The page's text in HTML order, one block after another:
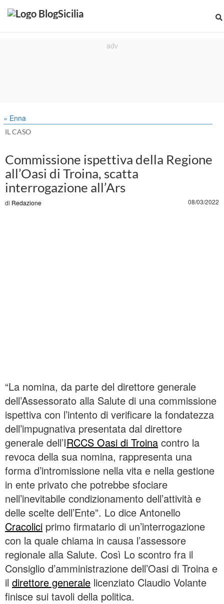
» Enna
IL CASO
Commissione ispettiva della Regione
all’Oasi di Troina, scatta
interrogazione all’Ars
di Redazione 08/03/2022
“La nomina, da parte del direttore generale
dell’Assessorato alla Salute di una commissione
ispettiva con l’intento di verificare la fondatezza
dell’impugnativa presentata dal direttore
generale dell’IRCCS Oasi di Troina contro la
revoca della sua nomina, rappresenta una
forma d’intromissione nella vita e nella gestione
in ente privato che potrebbe sfociare
nell’inevitabile condizionamento dell’attività e
delle scelte dell’Ente”. Lo dice Antonello
Cracolici primo firmatario di un’interrogazione
con la quale chiama in causa l’assessore
regionale alla Salute. Così Lo scontro fra il
Consiglio d’amministrazione dell’Oasi di Troina e
il direttore generale licenziato Claudio Volante
finisce sui tavoli della politica.